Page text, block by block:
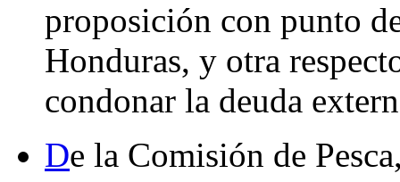
proposición con punto
Honduras, y otra
condonar la deuda
De la Comisión de